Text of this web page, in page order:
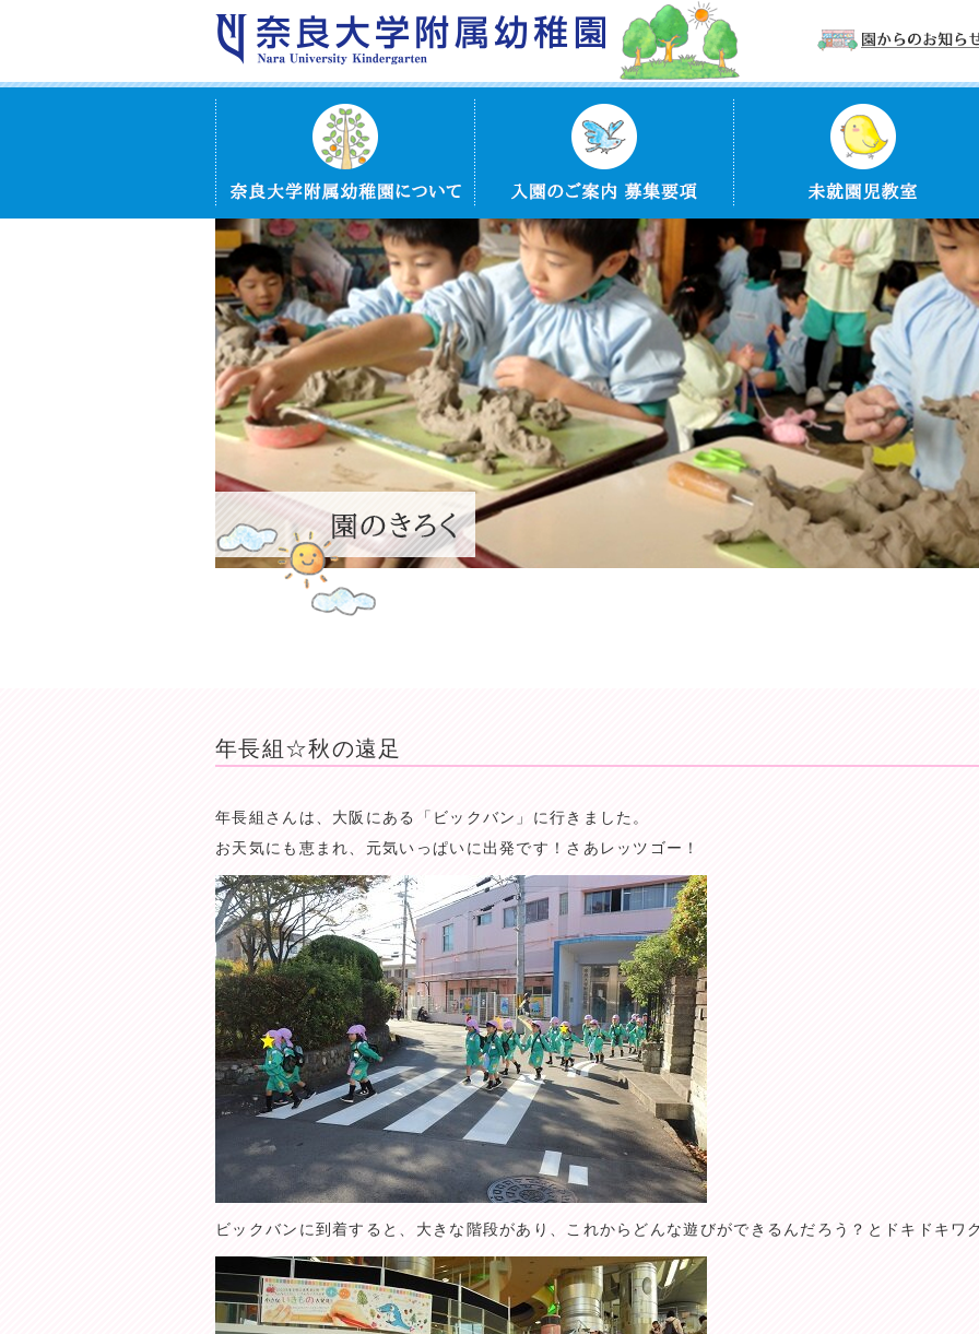
年長組☆秋の遠足
年長組さんは、大阪にある「ビックバン」に行きました。
お天気にも恵まれ、元気いっぱいに出発です！さあレッツゴー！
ビックバンに到着すると、大きな階段があり、これからどんな遊びができるんだろう？とドキドキワ